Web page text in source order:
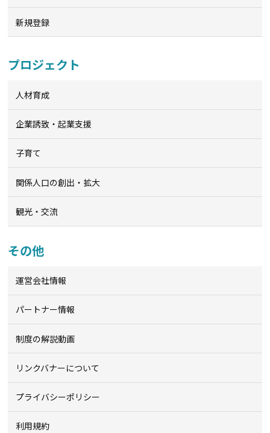
新規登録
プロジェクト
人材育成
企業誘致・起業支援
子育て
関係人口の創出・拡大
観光・交流
その他
運営会社情報
パートナー情報
制度の解説動画
リンクバナーについて
プライバシーポリシー
利用規約